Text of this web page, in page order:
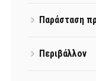
Παράσταση
Περιβάλλον